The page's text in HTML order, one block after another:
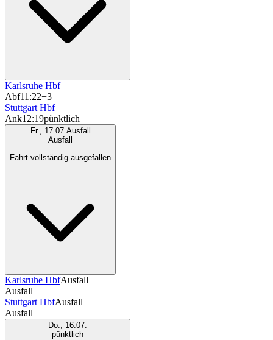
Karlsruhe Hbf
Abf11:22+3
Stuttgart Hbf
Ank12:19pünktlich
Fr., 17.07.Ausfall
Ausfall
Fahrt vollständig ausgefallen
Karlsruhe HbfAusfall
Ausfall
Stuttgart HbfAusfall
Ausfall
Do., 16.07.
pünktlich